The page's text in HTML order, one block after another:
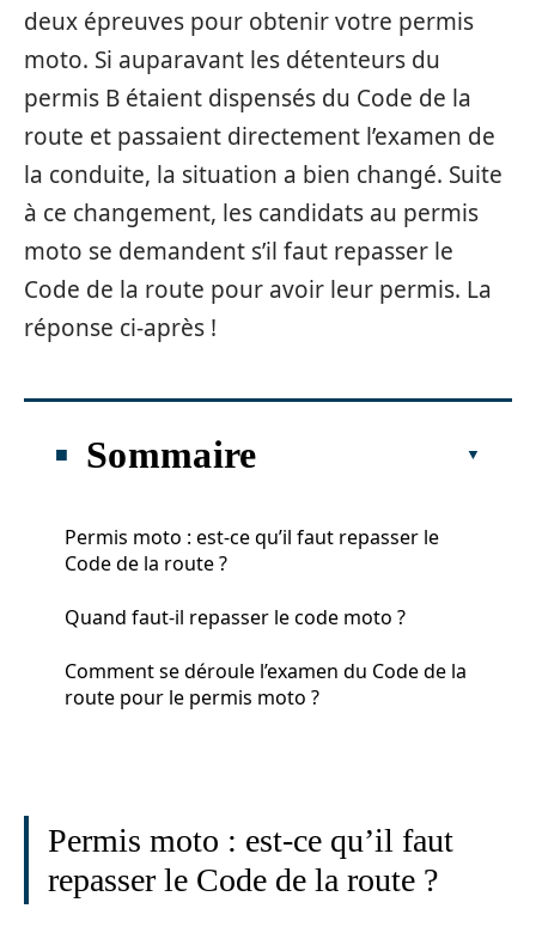
deux épreuves pour obtenir votre permis
moto. Si auparavant les détenteurs du
permis B étaient dispensés du Code de la
route et passaient directement l’examen de
la conduite, la situation a bien changé. Suite
à ce changement, les candidats au permis
moto se demandent s’il faut repasser le
Code de la route pour avoir leur permis. La
réponse ci-après !
Sommaire
Permis moto : est-ce qu’il faut repasser le
Code de la route ?
Quand faut-il repasser le code moto ?
Comment se déroule l’examen du Code de la
route pour le permis moto ?
Permis moto : est-ce qu’il faut
repasser le Code de la route ?